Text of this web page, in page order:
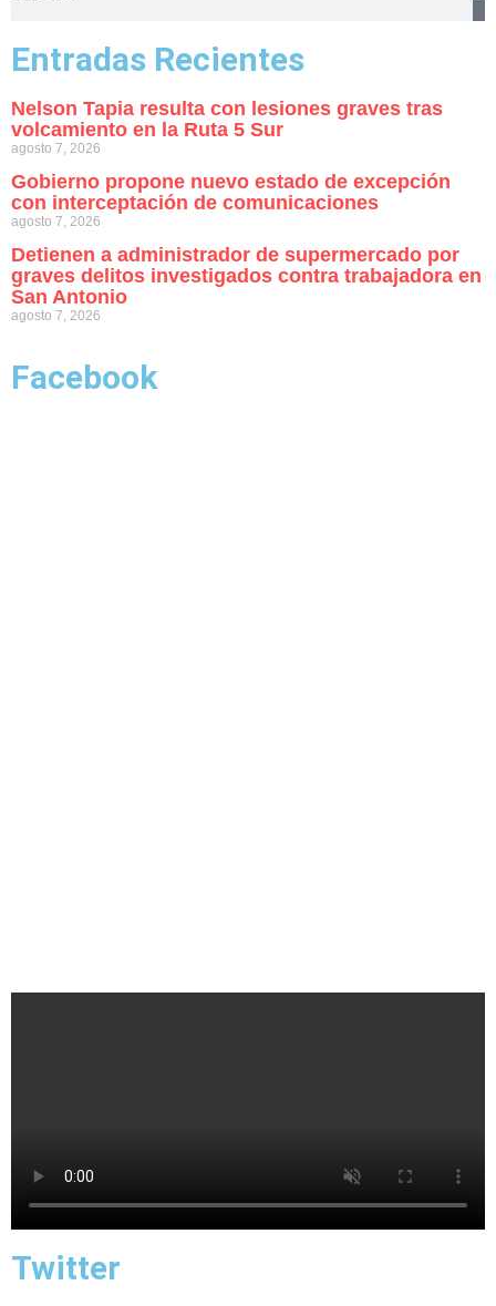
Entradas Recientes
Nelson Tapia resulta con lesiones graves tras
volcamiento en la Ruta 5 Sur
agosto 7, 2026
Gobierno propone nuevo estado de excepción
con interceptación de comunicaciones
agosto 7, 2026
Detienen a administrador de supermercado por
graves delitos investigados contra trabajadora en
San Antonio
agosto 7, 2026
Facebook
Twitter